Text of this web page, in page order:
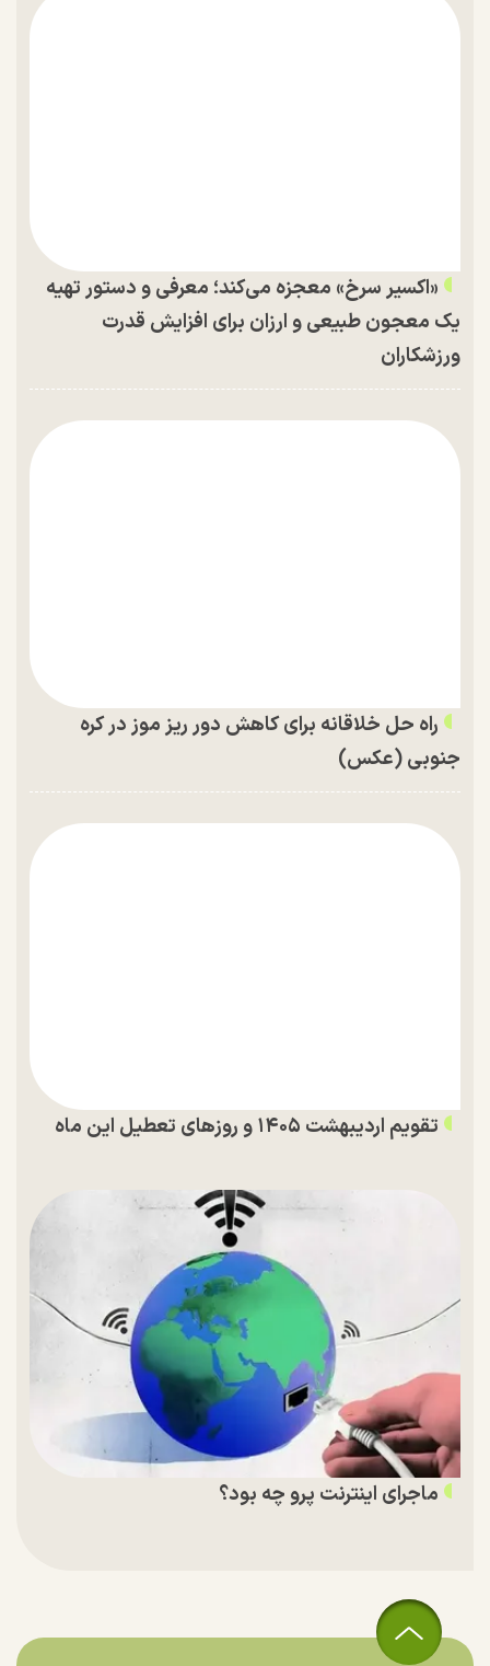
«اکسیر سرخ» معجزه می‌کند؛ معرفی و دستور تهیه
یک معجون طبیعی و ارزان برای افزایش قدرت
ورزشکاران
راه حل خلاقانه برای کاهش دور ریز موز در کره
جنوبی (عکس)
تقویم اردیبهشت ۱۴۰۵ و روز‌های تعطیل این ماه
ماجرای اینترنت پرو چه بود؟